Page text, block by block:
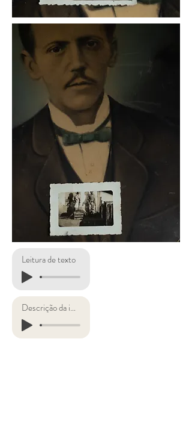
Leitura de texto
Descrição da imagem